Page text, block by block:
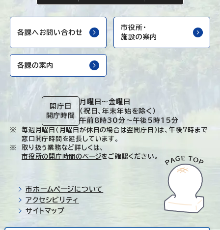
各課へお問い合わせ
市役所・
施設の案内
各課の案内
開庁日
開庁時間
月曜日～金曜日
（祝日、年末年始を除く）
午前8時30分～午後5時15分
毎週月曜日（月曜日が休日の場合は翌開庁日）は、午後7時まで
窓口開庁時間を延長しています。
取り扱う業務など詳しくは、
市役所の開庁時間のページをご確認ください。
市ホームページについて
アクセシビリティ
サイトマップ